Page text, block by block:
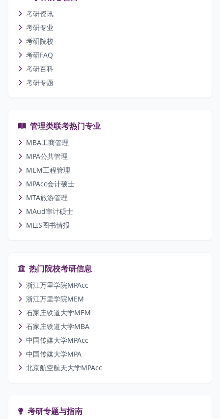
考研资讯
考研专业
考研院校
考研FAQ
考研百科
考研专题
管理类联考热门专业
MBA工商管理
MPA公共管理
MEM工程管理
MPAcc会计硕士
MTA旅游管理
MAud审计硕士
MLIS图书情报
热门院校考研信息
浙江万里学院MPAcc
浙江万里学院MEM
石家庄铁道大学MEM
石家庄铁道大学MBA
中国传媒大学MPAcc
中国传媒大学MPA
北京航空航天大学MPAcc
考研专题与指南